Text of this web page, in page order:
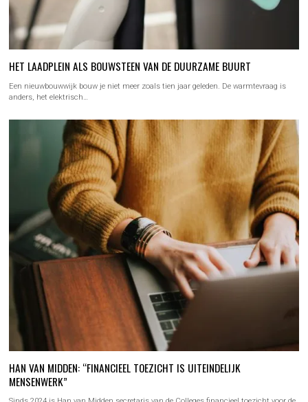
HET LAADPLEIN ALS BOUWSTEEN VAN DE DUURZAME BUURT
Een nieuwbouwwijk bouw je niet meer zoals tien jaar geleden. De warmtevraag is
anders, het elektrisch…
HAN VAN MIDDEN: “FINANCIEEL TOEZICHT IS UITEINDELIJK
MENSENWERK”